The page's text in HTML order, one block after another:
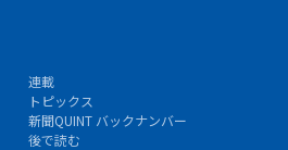
連載
トピックス
新聞QUINT バックナンバー
後で読む